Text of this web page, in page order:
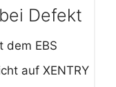
Defekt
dem EBS
auf XENTRY